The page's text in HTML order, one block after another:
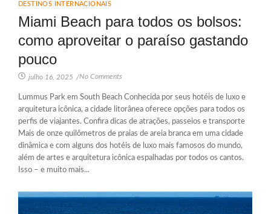
DESTINOS INTERNACIONAIS
Miami Beach para todos os bolsos:
como aproveitar o paraíso gastando
pouco
julho 16, 2025 /No Comments
Lummus Park em South Beach Conhecida por seus hotéis de luxo e
arquitetura icônica, a cidade litorânea oferece opções para todos os
perfis de viajantes. Confira dicas de atrações, passeios e transporte
Mais de onze quilômetros de praias de areia branca em uma cidade
dinâmica e com alguns dos hotéis de luxo mais famosos do mundo,
além de artes e arquitetura icônica espalhadas por todos os cantos.
Isso – e muito mais...